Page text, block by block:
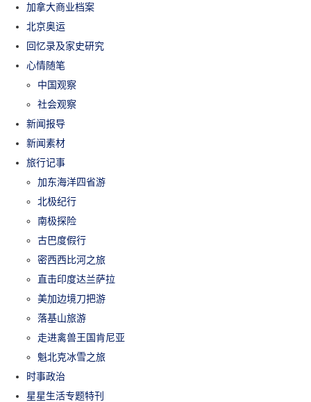
加拿大商业档案
北京奥运
回忆录及家史研究
心情随笔
中国观察
社会观察
新闻报导
新闻素材
旅行记事
加东海洋四省游
北极纪行
南极探险
古巴度假行
密西西比河之旅
直击印度达兰萨拉
美加边境刀把游
落基山旅游
走进禽兽王国肯尼亚
魁北克冰雪之旅
时事政治
星星生活专题特刊